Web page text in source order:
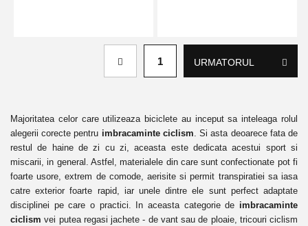
1 URMATORUL
Majoritatea celor care utilizeaza biciclete au inceput sa inteleaga rolul
alegerii corecte pentru imbracaminte ciclism. Si asta deoarece fata de
restul de haine de zi cu zi, aceasta este dedicata acestui sport si
miscarii, in general. Astfel, materialele din care sunt confectionate pot fi
foarte usore, extrem de comode, aerisite si permit transpiratiei sa iasa
catre exterior foarte rapid, iar unele dintre ele sunt perfect adaptate
disciplinei pe care o practici. In aceasta categorie de imbracaminte
ciclism vei putea regasi jachete - de vant sau de ploaie, tricouri ciclism